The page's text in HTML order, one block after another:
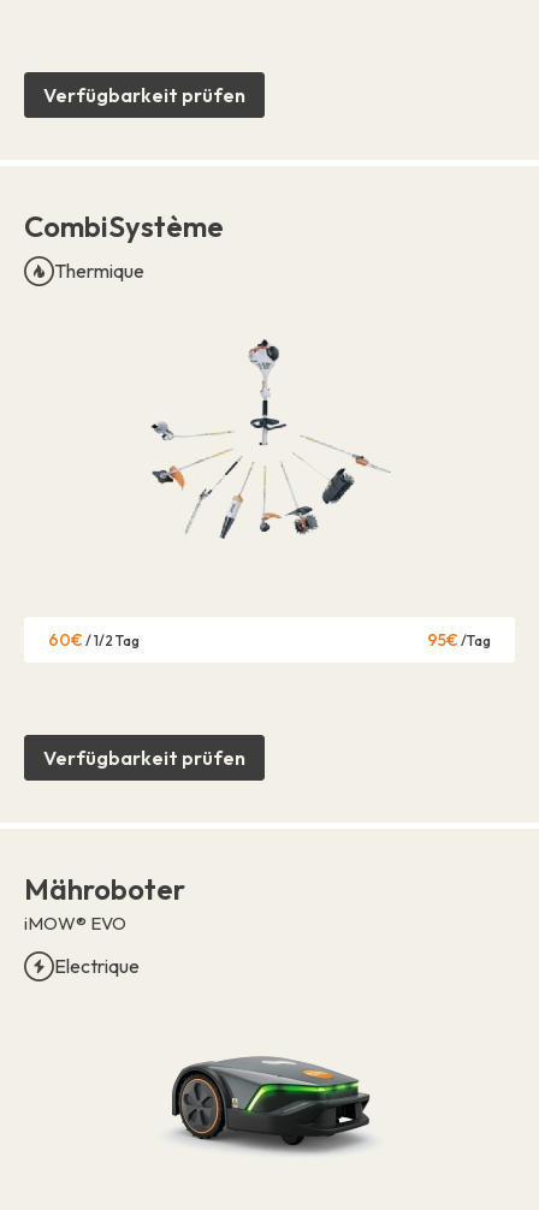
Verfügbarkeit prüfen
CombiSystème
Thermique
60€ / 1/2 Tag 95€ /Tag
Verfügbarkeit prüfen
Mähroboter
iMOW® EVO
Electrique